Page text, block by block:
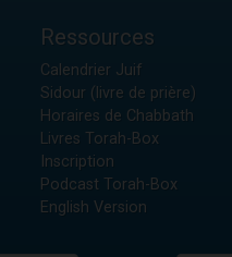
Ressources
Calendrier Juif
Sidour (livre de prière)
Horaires de Chabbath
Livres Torah-Box
Inscription
Podcast Torah-Box
English Version